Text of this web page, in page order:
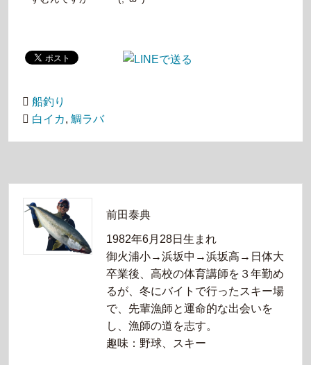
船釣り
白イカ, 鯛ラバ
前田泰典
1982年6月28日生まれ
御火浦小→浜坂中→浜坂高→日体大
卒業後、高校の体育講師を３年勤め
るが、冬にバイトで行ったスキー場
で、先輩漁師と運命的な出会いを
し、漁師の道を志す。
趣味：野球、スキー